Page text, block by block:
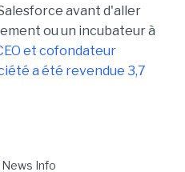
avant d'aller
ou un incubateur à
et cofondateur
a été revendue 3,7
Info